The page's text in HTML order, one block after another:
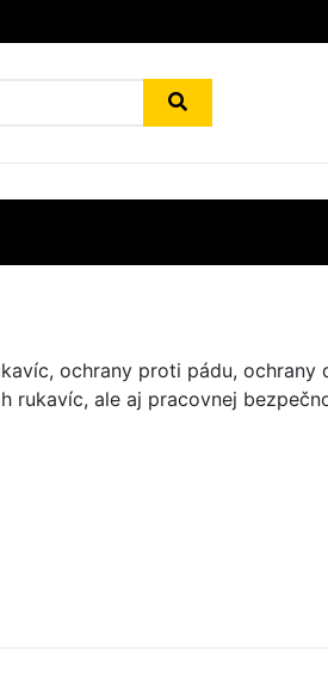
ochrany proti pádu, ochrany
rukavíc, ale aj pracovnej